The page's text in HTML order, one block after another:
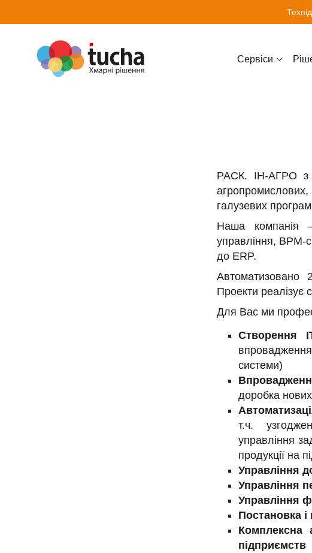
Cервіси
РАСК. ІН-АГРО з
галузевих
Наша компанія
управління, BPM-
до ERP.
Автоматизовано
Проекти реалізує
Для Вас ми
Створення
впровадження,
системи)
доробка
т.ч.
управління
продукції на
Управління
Управління
Управління
Постановка і
Комплексна
підприємств